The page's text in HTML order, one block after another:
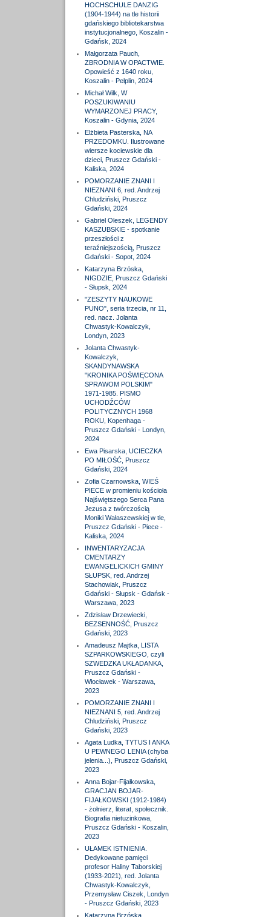
HOCHSCHULE DANZIG
(1904-1944) na tle historii
gdańskiego bibliotekarstwa
instytucjonalnego, Koszalin -
Gdańsk, 2024
Małgorzata Pauch,
ZBRODNIA W OPACTWIE.
Opowieść z 1640 roku,
Koszalin - Pelplin, 2024
Michał Wilk, W
POSZUKIWANIU
WYMARZONEJ PRACY,
Koszalin - Gdynia, 2024
Elżbieta Pasterska, NA
PRZEDOMKU. Ilustrowane
wiersze kociewskie dla
dzieci, Pruszcz Gdański -
Kaliska, 2024
POMORZANIE ZNANI I
NIEZNANI 6, red. Andrzej
Chludziński, Pruszcz
Gdański, 2024
Gabriel Oleszek, LEGENDY
KASZUBSKIE - spotkanie
przeszłości z
teraźniejszością, Pruszcz
Gdański - Sopot, 2024
Katarzyna Brzóska,
NIGDZIE, Pruszcz Gdański
- Słupsk, 2024
"ZESZYTY NAUKOWE
PUNO", seria trzecia, nr 11,
red. nacz. Jolanta
Chwastyk-Kowalczyk,
Londyn, 2023
Jolanta Chwastyk-
Kowalczyk,
SKANDYNAWSKA
"KRONIKA POŚWIĘCONA
SPRAWOM POLSKIM"
1971-1985. PISMO
UCHODŹCÓW
POLITYCZNYCH 1968
ROKU, Kopenhaga -
Pruszcz Gdański - Londyn,
2024
Ewa Pisarska, UCIECZKA
PO MIŁOŚĆ, Pruszcz
Gdański, 2024
Zofia Czarnowska, WIEŚ
PIECE w promieniu kościoła
Najświętszego Serca Pana
Jezusa z twórczością
Moniki Wałaszewskiej w tle,
Pruszcz Gdański - Piece -
Kaliska, 2024
INWENTARYZACJA
CMENTARZY
EWANGELICKICH GMINY
SŁUPSK, red. Andrzej
Stachowiak, Pruszcz
Gdański - Słupsk - Gdańsk -
Warszawa, 2023
Zdzisław Drzewiecki,
BEZSENNOŚĆ, Pruszcz
Gdański, 2023
Amadeusz Majtka, LISTA
SZPARKOWSKIEGO, czyli
SZWEDZKA UKŁADANKA,
Pruszcz Gdański -
Włocławek - Warszawa,
2023
POMORZANIE ZNANI I
NIEZNANI 5, red. Andrzej
Chludziński, Pruszcz
Gdański, 2023
Agata Ludka, TYTUS I ANKA
U PEWNEGO LENIA (chyba
jelenia...), Pruszcz Gdański,
2023
Anna Bojar-Fijałkowska,
GRACJAN BOJAR-
FIJAŁKOWSKI (1912-1984)
- żołnierz, literat, społecznik.
Biografia nietuzinkowa,
Pruszcz Gdański - Koszalin,
2023
UŁAMEK ISTNIENIA.
Dedykowane pamięci
profesor Haliny Taborskiej
(1933-2021), red. Jolanta
Chwastyk-Kowalczyk,
Przemysław Ciszek, Londyn
- Pruszcz Gdański, 2023
Katarzyna Brzóska,